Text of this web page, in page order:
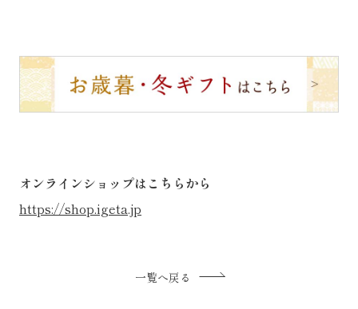
オンラインショップはこちらから
https://shop.igeta.jp
一覧へ戻る